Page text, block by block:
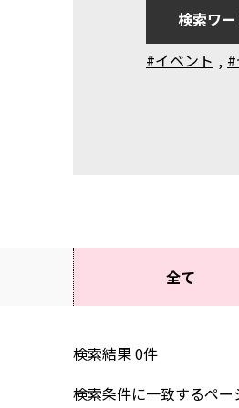
検索ワ
#イベント ,
全て
検索結果0件
検索条件に一致するペ